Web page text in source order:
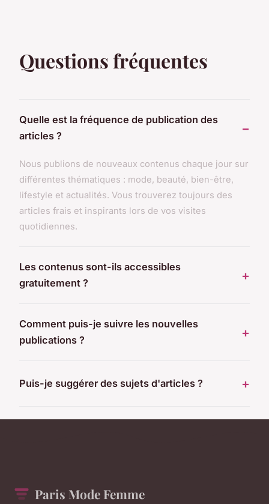
Questions fréquentes
Quelle est la fréquence de publication des
articles ?
Nous publions de nouveaux contenus chaque jour sur
différentes thématiques : mode, beauté, bien-être,
lifestyle et actualités. Vous trouverez toujours des
articles frais et inspirants lors de vos visites
quotidiennes.
Les contenus sont-ils accessibles
gratuitement ?
Comment puis-je suivre les nouvelles
publications ?
Puis-je suggérer des sujets d'articles ?
Paris Mode Femme